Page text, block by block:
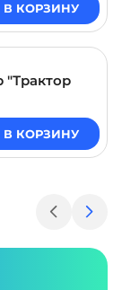
В КОРЗИНУ
"Трактор
В КОРЗИНУ